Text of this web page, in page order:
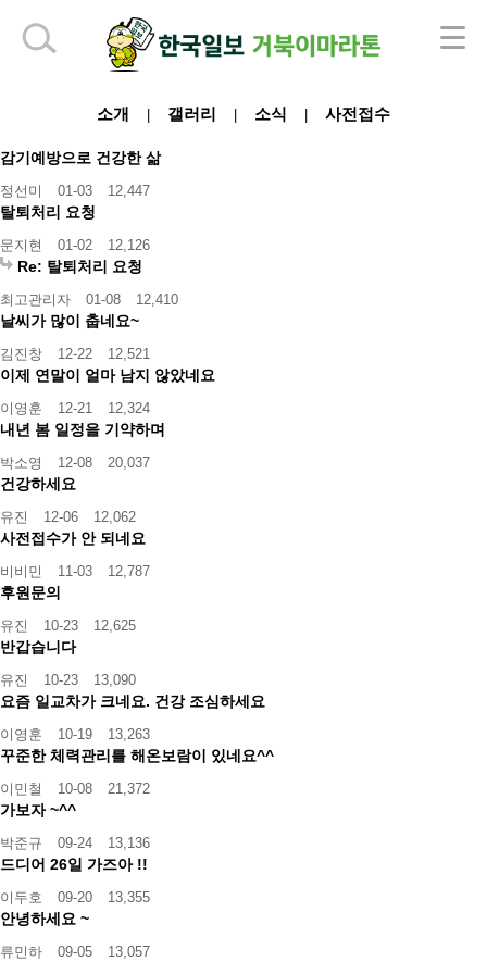
소개 갤러리 소식 사전접수
감기예방으로 건강한 삶
정선미 01-03 12,447
탈퇴처리 요청
문지현 01-02 12,126
Re: 탈퇴처리 요청
최고관리자 01-08 12,410
날씨가 많이 춥네요~
김진창 12-22 12,521
이제 연말이 얼마 남지 않았네요
이영훈 12-21 12,324
내년 봄 일정을 기약하며
박소영 12-08 20,037
건강하세요
유진 12-06 12,062
사전접수가 안 되네요
비비민 11-03 12,787
후원문의
유진 10-23 12,625
반갑습니다
유진 10-23 13,090
요즘 일교차가 크네요. 건강 조심하세요
이영훈 10-19 13,263
꾸준한 체력관리를 해온보람이 있네요^^
이민철 10-08 21,372
가보자 ~^^
박준규 09-24 13,136
드디어 26일 가즈아 !!
이두호 09-20 13,355
안녕하세요 ~
류민하 09-05 13,057
하단 영역